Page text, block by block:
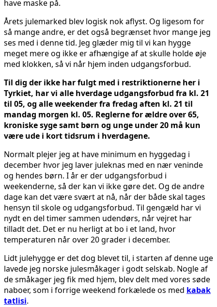
have maske på.
Årets julemarked blev logisk nok aflyst. Og ligesom for
så mange andre, er det også begrænset hvor mange jeg
ses med i denne tid. Jeg glæder mig til vi kan hygge
meget mere og ikke er afhængige af at skulle holde øje
med klokken, så vi når hjem inden udgangsforbud.
Til dig der ikke har fulgt med i restriktionerne her i
Tyrkiet, har vi alle hverdage udgangsforbud fra kl. 21
til 05, og alle weekender fra fredag aften kl. 21 til
mandag morgen kl. 05. Reglerne for ældre over 65,
kroniske syge samt børn og unge under 20 må kun
være ude i kort tidsrum i hverdagene.
Normalt plejer jeg at have minimum en hyggedag i
december hvor jeg laver juleknas med en nær veninde
og hendes børn. I år er der udgangsforbud i
weekenderne, så der kan vi ikke gøre det. Og de andre
dage kan det være svært at nå, når der både skal tages
hensyn til skole og udgangsforbud. Til gengæld har vi
nydt en del timer sammen udendørs, når vejret har
tilladt det. Det er nu herligt at bo i et land, hvor
temperaturen når over 20 grader i december.
Lidt julehygge er det dog blevet til, i starten af denne uge
lavede jeg norske julesmåkager i godt selskab. Nogle af
de småkager jeg fik med hjem, blev delt med vores søde
naboer, som i forrige weekend forkælede os med kabak
tatlisi.